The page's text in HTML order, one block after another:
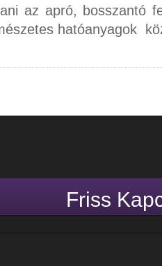
az apró, bosszantó
hatóanyagok
Friss